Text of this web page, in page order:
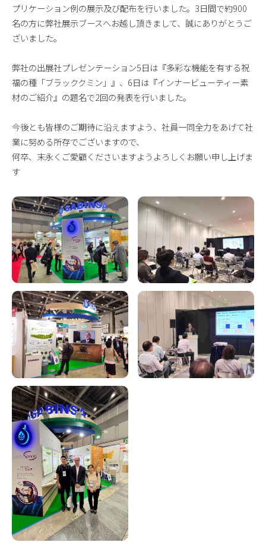
プリケーション例の展示及び配布を行いました。3日間で約900
名の方に弊社展示ブースへお越し頂きまして、誠にありがとうご
ざいました。
弊社の出展社プレゼンテーション5日は『多彩な機能を有する祝
福の種「ブラッククミン」』、6日は『インナービューティー素
材のご紹介』の題名で2回の発表を行いました。
今後とも皆様のご期待に沿えますよう、社員一同全力をあげて社
業に努める所存でございますので、
何卒、末永くご愛顧くださいますようよろしくお願い申し上げま
す